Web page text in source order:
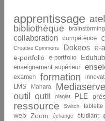
apprentissage
bibliothèque brainstorming
collaboration compétence
Creative Commons Dokeos e-
e-portfolio e-portfolio Eduhub
enseignement supérieur
examen formation
LMS Mahara
outil outil plagiat PLE
ressource
Switch tablette
web
Zoom échange étudiant